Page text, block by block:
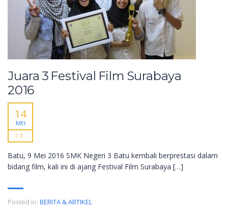
Juara 3 Festival Film Surabaya
2016
14
MEI
1
Batu, 9 Mei 2016 SMK Negeri 3 Batu kembali berprestasi dalam
bidang film, kali ini di ajang Festival Film Surabaya […]
Posted in: BERITA & ARTIKEL